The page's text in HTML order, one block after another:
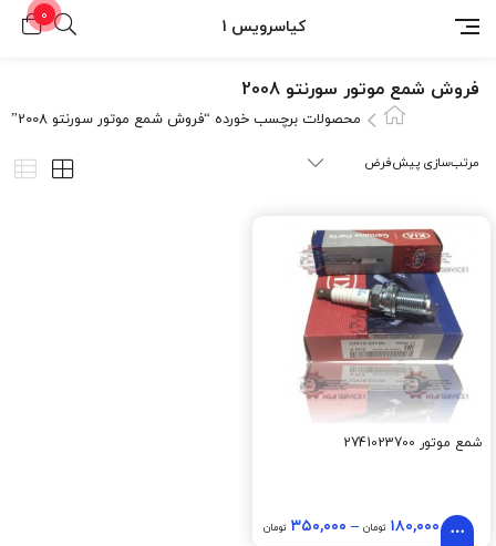
کیاسرویس 1
0
فروش شمع موتور سورنتو 2008
محصولات برچسب خورده “فروش شمع موتور سورنتو 2008”
شمع موتور 2741023700
۱۸۰,۰۰۰ تومان– ۳۵۰,۰۰۰ تومان